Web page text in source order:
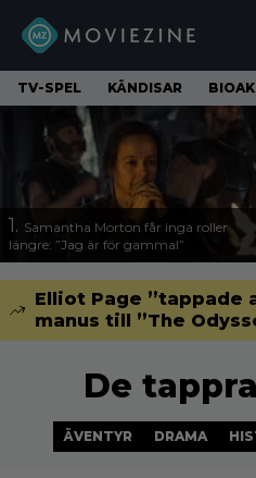
TV-SPEL KÄNDISAR
1. Samantha Morton får inga roller
längre: ”Jag är för gammal”
Elliot Page ”tappade
manus till ”The
De
ÄVENTYR DRAMA